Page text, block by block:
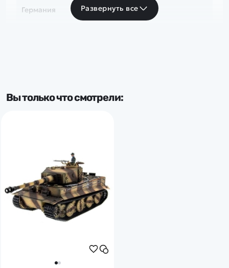
Германия
Развернуть все
Вы только что смотрели: